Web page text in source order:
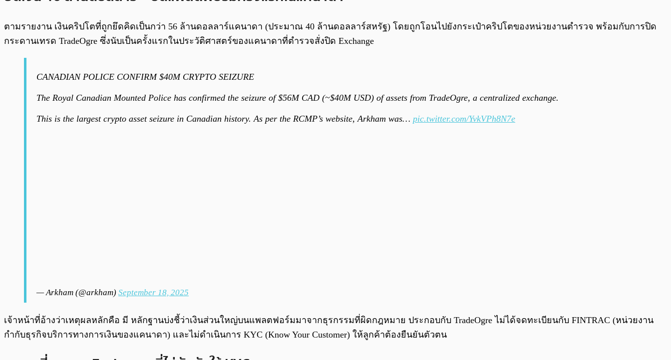
ตามรายงาน เงินคริปโตที่ถูกยึดคิดเป็นกว่า 56 ล้านดอลลาร์แคนาดา (ประมาณ 40 ล้านดอลลาร์สหรัฐ) โดยถูกโอนไปยังกระเป๋าคริปโตของหน่วยงานตำรวจ พร้อมกับการปิด
กระดานเทรด TradeOgre ซึ่งนับเป็นครั้งแรกในประวัติศาสตร์ของแคนาดาที่ตำรวจสั่งปิด Exchange
CANADIAN POLICE CONFIRM $40M CRYPTO SEIZURE
The Royal Canadian Mounted Police has confirmed the seizure of $56M CAD (~$40M USD) of assets from TradeOgre, a centralized exchange.
This is the largest crypto asset seizure in Canadian history. As per the RCMP’s website, Arkham was… pic.twitter.com/YvkVPh8N7e
— Arkham (@arkham) September 18, 2025
เจ้าหน้าที่อ้างว่าเหตุผลหลักคือ มี หลักฐานบ่งชี้ว่าเงินส่วนใหญ่บนแพลตฟอร์มมาจากธุรกรรมที่ผิดกฎหมาย ประกอบกับ TradeOgre ไม่ได้จดทะเบียนกับ FINTRAC (หน่วยงาน
กำกับธุรกิจบริการทางการเงินของแคนาดา) และไม่ดำเนินการ KYC (Know Your Customer) ให้ลูกค้าต้องยืนยันตัวตน